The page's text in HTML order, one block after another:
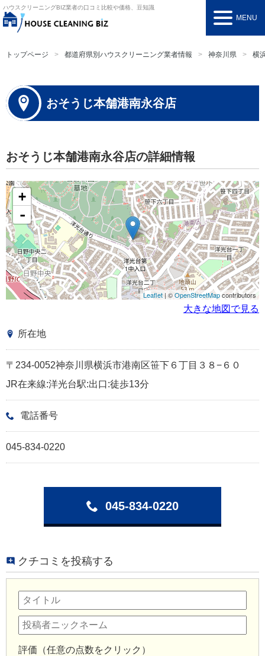
ハウスクリーニングBIZ業者の口コミ比較や価格、豆知識
MENU
トップページ 都道府県別ハウスクリーニング業者情報 神奈川県 横
おそうじ本舗港南永谷店
おそうじ本舗港南永谷店の詳細情報
+
-
Leaflet| ©OpenStreetMapcontributors
大きな地図で見る
所在地
〒234-0052神奈川県横浜市港南区笹下６丁目３８−６０
JR在来線:洋光台駅:出口:徒歩13分
電話番号
045-834-0220
045-834-0220
クチコミを投稿する
評価（任意の点数をクリック）